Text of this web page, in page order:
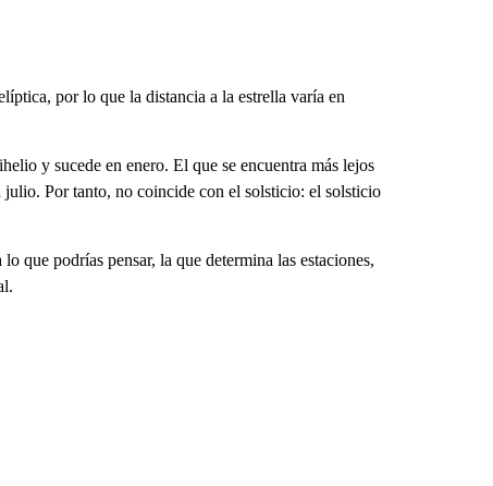
por lo que la distancia a la estrella varía en
y sucede en enero. El que se encuentra más lejos
julio. Por tanto, no coincide con el solsticio: el solsticio
que podrías pensar, la que determina las estaciones,